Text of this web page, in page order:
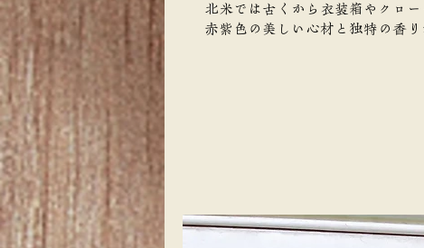
北米では古くから衣装箱やクロ
赤紫色の美しい心材と独特の香